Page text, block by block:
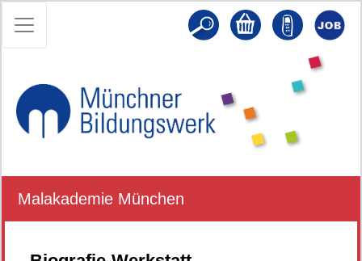
Malakademie München